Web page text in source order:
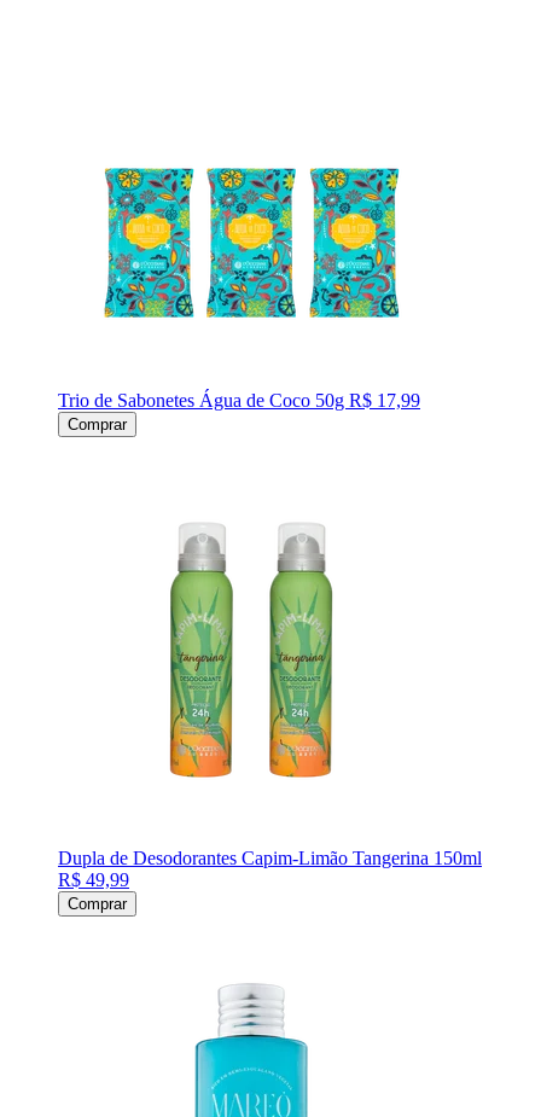
Trio de Sabonetes Água de Coco 50g R$ 17,99
Comprar
Dupla de Desodorantes Capim-Limão Tangerina 150ml
R$ 49,99
Comprar